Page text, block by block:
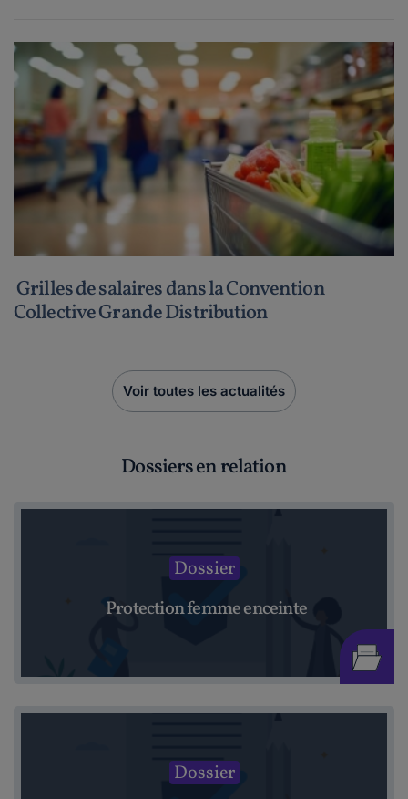
Grilles de salaires dans la Convention
Collective Grande Distribution
Voir toutes les actualités
Dossiers en relation
Dossier
Protection femme enceinte
Dossier